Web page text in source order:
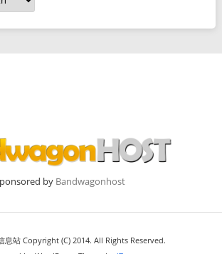
by Bandwagonhost
息站 Copyright (C) 2014. All Rights Reserved.